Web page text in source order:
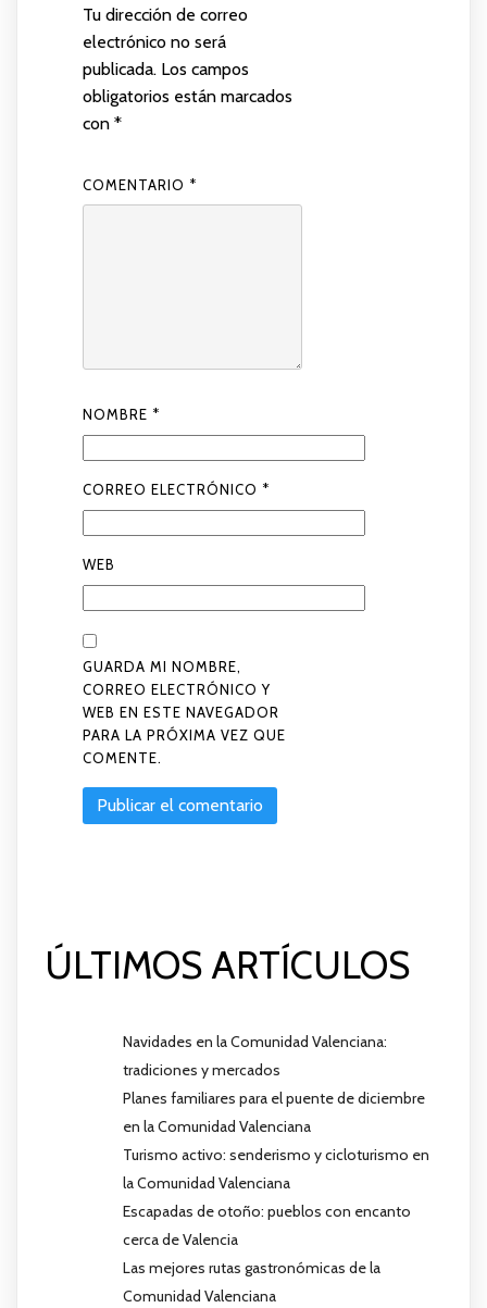
Tu dirección de correo
electrónico no será
publicada. Los campos
obligatorios están marcados
con *
COMENTARIO *
NOMBRE *
CORREO ELECTRÓNICO *
WEB
GUARDA MI NOMBRE,
CORREO ELECTRÓNICO Y
WEB EN ESTE NAVEGADOR
PARA LA PRÓXIMA VEZ QUE
COMENTE.
ÚLTIMOS ARTÍCULOS
Navidades en la Comunidad Valenciana:
tradiciones y mercados
Planes familiares para el puente de diciembre
en la Comunidad Valenciana
Turismo activo: senderismo y cicloturismo en
la Comunidad Valenciana
Escapadas de otoño: pueblos con encanto
cerca de Valencia
Las mejores rutas gastronómicas de la
Comunidad Valenciana